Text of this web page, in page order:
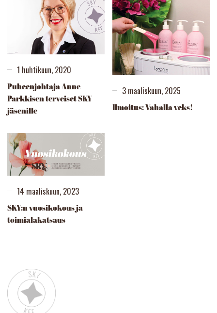
1 huhtikuun, 2020
Puheenjohtaja Anne
Parkkisen terveiset SKY-
jäsenille
3 maaliskuun, 2025
Ilmoitus: Vahalla veks!
14 maaliskuun, 2023
SKY:n vuosikokous ja
toimialakatsaus